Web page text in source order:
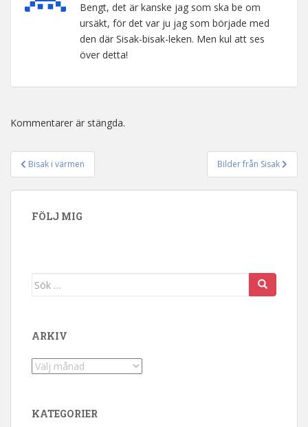
Bengt, det är kanske jag som ska be om
ursäkt, för det var ju jag som började med
den där Sisak-bisak-leken. Men kul att ses
över detta!
Kommentarer är stängda.
Inläggsnavigering
Bisak i värmen Bilder från Sisak
FÖLJ MIG
Sök efter:
ARKIV
Arkiv
KATEGORIER